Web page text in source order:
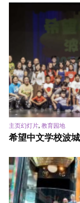
主页幻灯片, 教育园地
希望中文学校波